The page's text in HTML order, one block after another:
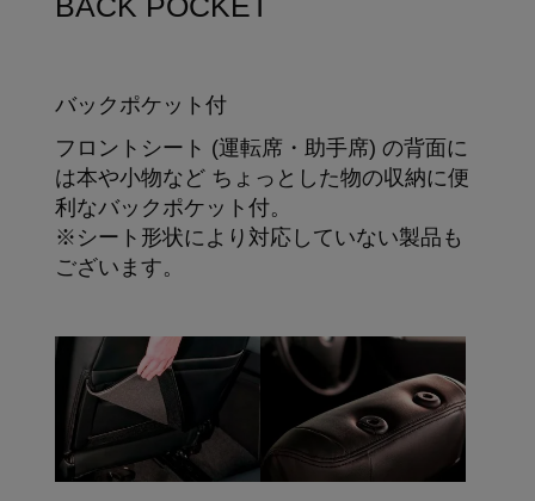
バックポケット付
フロントシート (運転席・助手席) の背面に
は本や小物など ちょっとした物の収納に便
利なバックポケット付。
※シート形状により対応していない製品も
ございます。